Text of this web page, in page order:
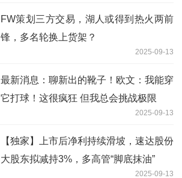
FW策划三方交易，湖人或得到热火两前
锋，多名轮换上货架？
2025-09-13
最新消息：聊新出的靴子！欧文：我能穿
它打球！这很疯狂 但我总会挑战极限
2025-09-13
【独家】上市后净利持续滑坡，速达股份
大股东拟减持3%，多高管“脚底抹油”
2025-09-13